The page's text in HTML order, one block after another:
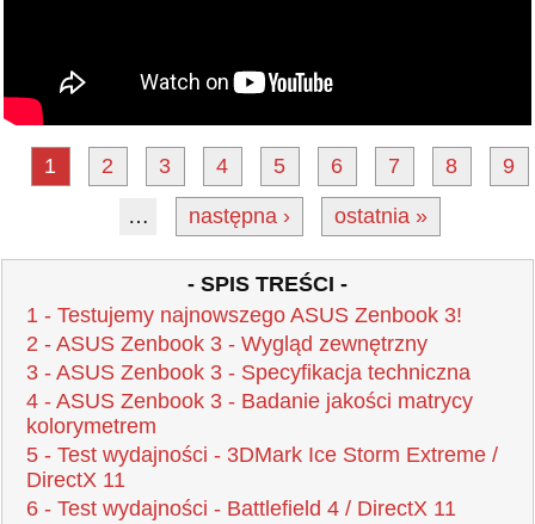
1 2 3 4 5 6 7 8 9
… następna › ostatnia »
- SPIS TREŚCI -
1 - Testujemy najnowszego ASUS Zenbook 3!
2 - ASUS Zenbook 3 - Wygląd zewnętrzny
3 - ASUS Zenbook 3 - Specyfikacja techniczna
4 - ASUS Zenbook 3 - Badanie jakości matrycy
kolorymetrem
5 - Test wydajności - 3DMark Ice Storm Extreme /
DirectX 11
6 - Test wydajności - Battlefield 4 / DirectX 11